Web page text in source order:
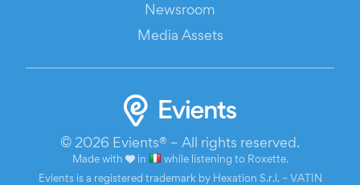
Newsroom
Media Assets
© 2026 Evients® – All rights reserved.
Made with in while listening to Roxette.
Evients is a registered trademark by Hexation S.r.l. – VATIN